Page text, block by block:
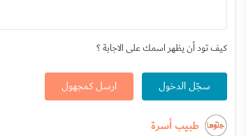
كيف تود أن يظهر اسمك على الاجابة ؟
سجّل الدخول ارسل كمجهول
طبيب أسرة